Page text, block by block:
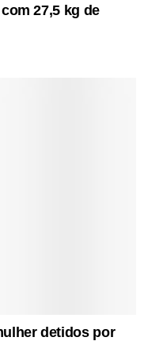
27,5 kg de
detidos por